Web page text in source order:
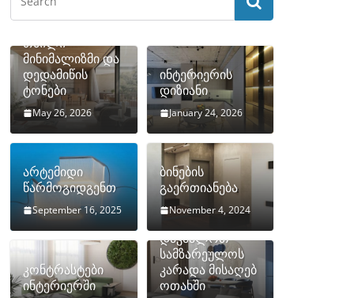
თბილი
მინიმალიზმი და
დედამიწის
ტონები
May 26, 2026
ინტერიერის
დიზიანი
January 24, 2026
არტემიდი
წარმოგიდგენთ
September 16, 2025
ბინების
გაერთიანება
November 4, 2024
კონტრასტები
ინტერიერში
როგორ
დავმალოთ
სამზარეულოს
კარადა მისაღებ
ოთახში